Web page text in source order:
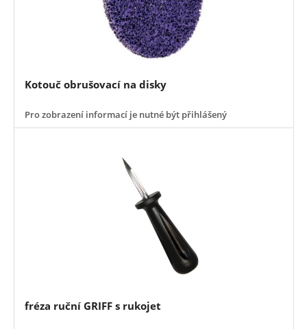
Kotouč obrušovací na disky
Pro zobrazení informací je nutné být přihlášený
fréza ruční GRIFF s rukojet